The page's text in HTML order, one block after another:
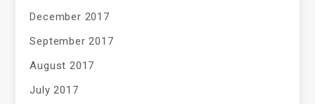
December 2017
September 2017
August 2017
July 2017